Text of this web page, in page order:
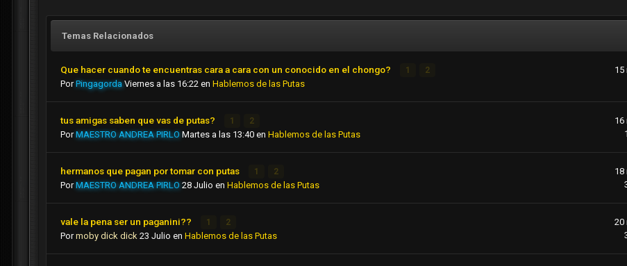
Temas Relacionados
Que hacer cuando te encuentras cara a cara con un conocido en el chongo? 1 2
PorPingagorda Viernes a las 16:22 en Hablemos de las Putas
15
tus amigas saben que vas de putas? 1 2
PorMAESTRO ANDREA PIRLO Martes a las 13:40 en Hablemos de las Putas
16
hermanos que pagan por tomar con putas 1 2
PorMAESTRO ANDREA PIRLO 28 Julio en Hablemos de las Putas
18
vale la pena ser un paganini?? 1 2
Pormoby dick dick 23 Julio en Hablemos de las Putas
20